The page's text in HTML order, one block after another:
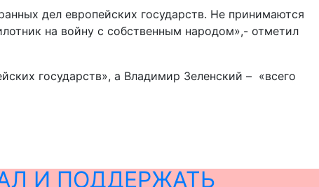
дел европейских государств. Не принимаются
на войну с собственным народом»,- отметил
государств», а Владимир Зеленский – «всего
И ПОДДЕРЖАТЬ